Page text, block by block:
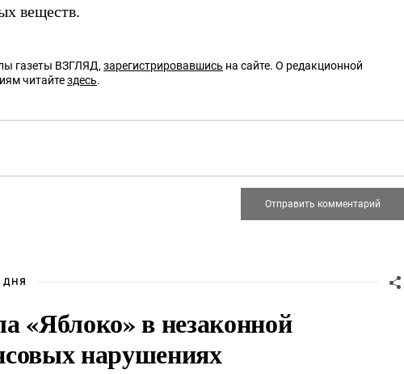
веществ.
газеты ВЗГЛЯД, зарегистрировавшись на сайте. О редакционной
читайтездесь.
ДНЯ
«Яблоко» в незаконной
нарушениях